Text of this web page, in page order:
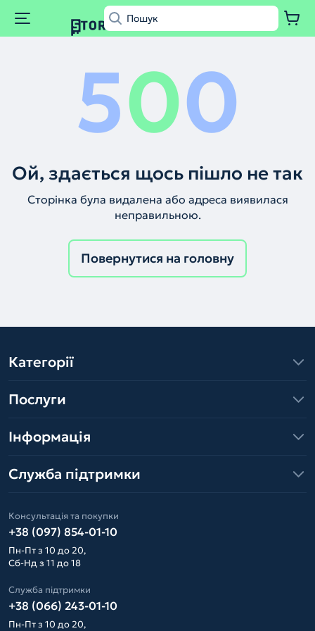
500
Ой, здається щось пішло не так
Сторінка була видалена або адреса виявилася
неправильною.
Повернутися на головну
Категорії
Послуги
Інформація
Служба підтримки
Консультація та покупки
+38 (097) 854-01-10
Пн-Пт з 10 до 20,
Сб-Нд з 11 до 18
Служба підтримки
+38 (066) 243-01-10
Пн-Пт з 10 до 20,